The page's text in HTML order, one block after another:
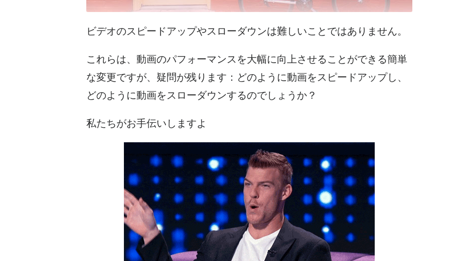
ビデオのスピードアップやスローダウンは難しいことではありません。
これらは、動画のパフォーマンスを大幅に向上させることができる簡単
な変更ですが、疑問が残ります：どのように動画をスピードアップし、
どのように動画をスローダウンするのでしょうか？
私たちがお手伝いしますよ